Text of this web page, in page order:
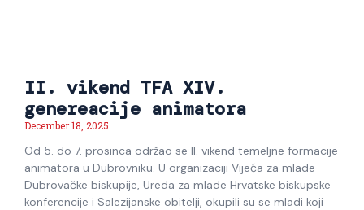
II. vikend TFA XIV.
genereacije animatora
December 18, 2025
Od 5. do 7. prosinca održao se II. vikend temeljne formacije
animatora u Dubrovniku. U organizaciji Vijeća za mlade
Dubrovačke biskupije, Ureda za mlade Hrvatske biskupske
konferencije i Salezijanske obitelji, okupili su se mladi koji